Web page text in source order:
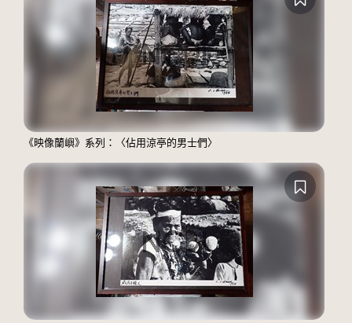
《映像蘭嶼》系列：〈佔用涼亭的男士們〉